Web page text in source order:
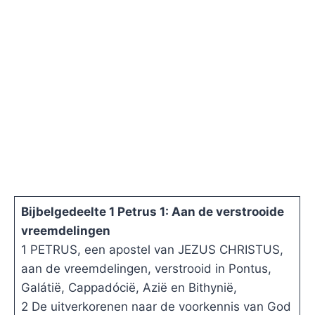
Bijbelgedeelte 1 Petrus 1: Aan de verstrooide
vreemdelingen
1 PETRUS, een apostel van JEZUS CHRISTUS,
aan de vreemdelingen, verstrooid in Pontus,
Galátië, Cappadócië, Azië en Bithynië,
2 De uitverkorenen naar de voorkennis van God